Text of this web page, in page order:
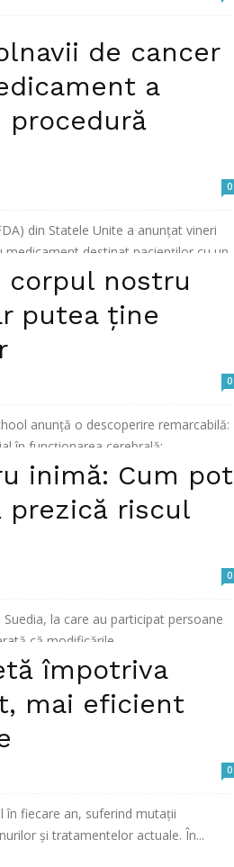
de cancer
a
procedură
0
din Statele Unite a anunțat vineri
destinat pacienților cu un...
corpul nostru
putea ține
0
anunţă o descoperire remarcabilă:
în funcţionarea cerebrală:...
inimă: Cum pot
prezică riscul
0
la care au participat persoane
că modificările...
împotriva
mai eficient
0
în fiecare an, suferind mutații
și tratamentelor actuale. În...